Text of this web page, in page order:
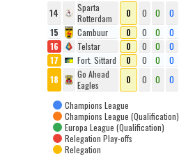
14
Sparta
Rotterdam
0 0 0 0
15
Cambuur 0 0 0 0
16
Telstar 0 0 0 0
17
Fort. Sittard 0 0 0 0
18
Go Ahead
Eagles
0 0 0 0
Champions League
Champions League (Qualification)
Europa League (Qualification)
Relegation Play-offs
Relegation